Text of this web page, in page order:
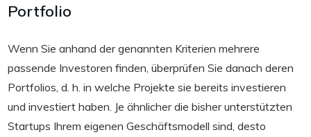
Portfolio
Wenn Sie anhand der genannten Kriterien mehrere
passende Investoren finden, überprüfen Sie danach deren
Portfolios, d. h. in welche Projekte sie bereits investieren
und investiert haben. Je ähnlicher die bisher unterstützten
Startups Ihrem eigenen Geschäftsmodell sind, desto